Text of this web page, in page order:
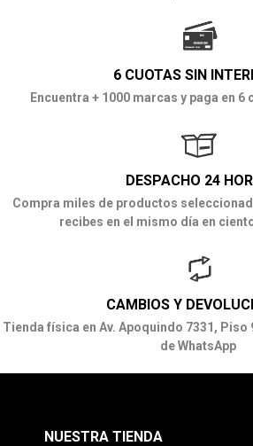
6 CUOTAS SIN
Encuentra + 1000 marcas y paga en
DESPACHO 24
Compra miles de productos
recibes en el mismo día en
CAMBIOS Y
Tienda física en Av. Apoquindo 7331, Piso
de WhatsApp
NUESTRA TIENDA